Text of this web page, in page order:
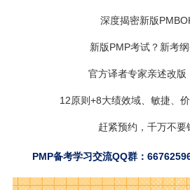
深度揭密新版
新版PMP考试？新考
官方译者专家亲述改版
12原则+8大绩效域、敏捷、
赶紧预约，千万不要
PMP备考学习交流QQ群：